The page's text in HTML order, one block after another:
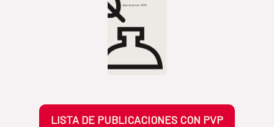
LISTA DE PUBLICACIONES CON PVP